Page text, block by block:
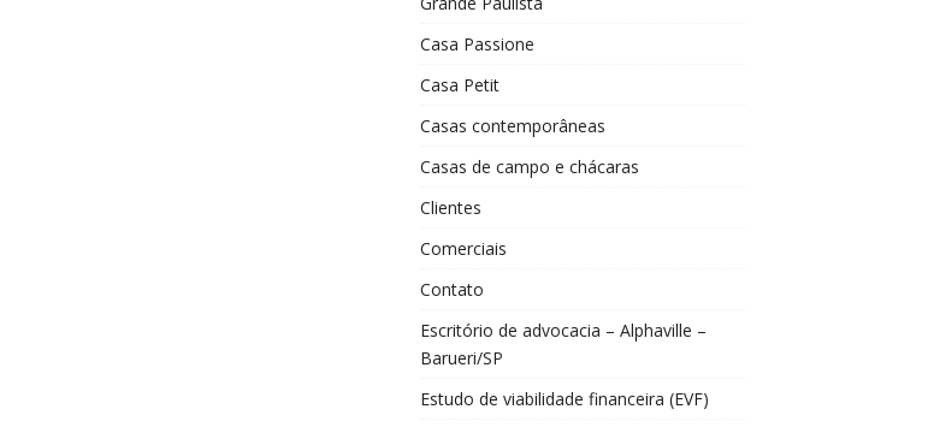
Casa Passione
Casa Petit
Casas contemporâneas
Casas de campo e chácaras
Clientes
Comerciais
Contato
Escritório de advocacia – Alphaville –
Barueri/SP
Estudo de viabilidade financeira (EVF)